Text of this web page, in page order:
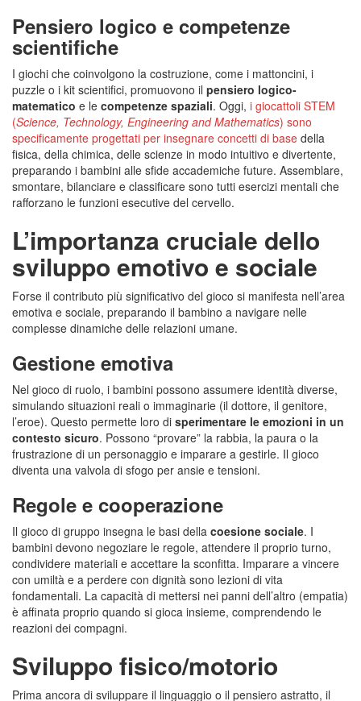
Pensiero logico e competenze
scientifiche
I giochi che coinvolgono la costruzione, come i mattoncini, i
puzzle o i kit scientifici, promuovono il pensiero logico-
matematico e le competenze spaziali. Oggi, i giocattoli STEM
(Science, Technology, Engineering and Mathematics) sono
specificamente progettati per insegnare concetti di base della
fisica, della chimica, delle scienze in modo intuitivo e divertente,
preparando i bambini alle sfide accademiche future. Assemblare,
smontare, bilanciare e classificare sono tutti esercizi mentali che
rafforzano le funzioni esecutive del cervello.
L’importanza cruciale dello
sviluppo emotivo e sociale
Forse il contributo più significativo del gioco si manifesta nell’area
emotiva e sociale, preparando il bambino a navigare nelle
complesse dinamiche delle relazioni umane.
Gestione emotiva
Nel gioco di ruolo, i bambini possono assumere identità diverse,
simulando situazioni reali o immaginarie (il dottore, il genitore,
l’eroe). Questo permette loro di sperimentare le emozioni in un
contesto sicuro. Possono “provare” la rabbia, la paura o la
frustrazione di un personaggio e imparare a gestirle. Il gioco
diventa una valvola di sfogo per ansie e tensioni.
Regole e cooperazione
Il gioco di gruppo insegna le basi della coesione sociale. I
bambini devono negoziare le regole, attendere il proprio turno,
condividere materiali e accettare la sconfitta. Imparare a vincere
con umiltà e a perdere con dignità sono lezioni di vita
fondamentali. La capacità di mettersi nei panni dell’altro (empatia)
è affinata proprio quando si gioca insieme, comprendendo le
reazioni dei compagni.
Sviluppo fisico/motorio
Prima ancora di sviluppare il linguaggio o il pensiero astratto, il